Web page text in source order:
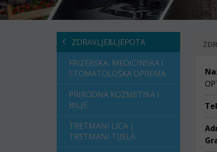
ZDRAVLJE&LJEPOTA
FRIZERSKA, MEDICINSKA I
STOMATOLOŠKA OPREMA
PRIRODNA KOZMETIKA I
BILJE
TRETMANI LICA |
TRETMANI TIJELA